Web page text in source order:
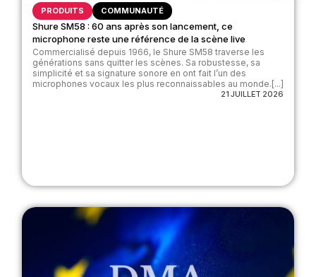
PRODUITS COMMUNAUTÉ
Shure SM58 : 60 ans après son lancement, ce
microphone reste une référence de la scène live
Commercialisé depuis 1966, le Shure SM58 traverse les
générations sans quitter les scènes. Sa robustesse, sa
simplicité et sa signature sonore en ont fait l’un des
microphones vocaux les plus reconnaissables au monde.[...]
21 JUILLET 2026